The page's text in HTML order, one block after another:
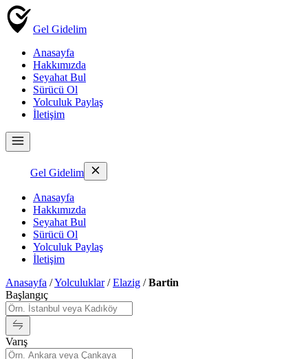
Gel Gidelim
Anasayfa
Hakkımızda
Seyahat Bul
Sürücü Ol
Yolculuk Paylaş
İletişim
Gel Gidelim
Anasayfa
Hakkımızda
Seyahat Bul
Sürücü Ol
Yolculuk Paylaş
İletişim
Anasayfa /Yolculuklar/Elazig /Bartin
Başlangıç
Varış